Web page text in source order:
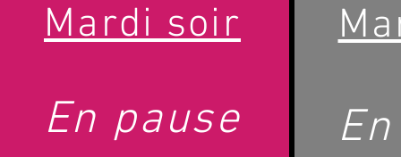
Mardi soir
En pause